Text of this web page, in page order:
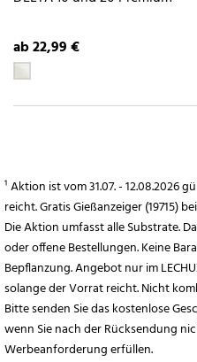
ab 22,99 €
¹ Aktion ist vom 31.07. - 12.08.2026
reicht. Gratis Gießanzeiger (19715)
Die Aktion umfasst alle Substrate.
oder offene Bestellungen. Keine
Bepflanzung. Angebot nur im
solange der Vorrat reicht. Nicht
Bitte senden Sie das kostenlose
wenn Sie nach der Rücksendung
Werbeanforderung erfüllen.